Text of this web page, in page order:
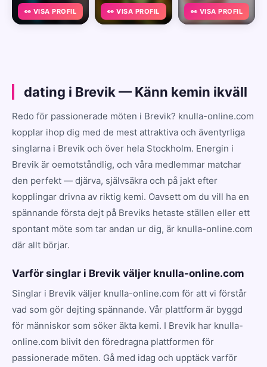
👀 VISA PROFIL 👀 VISA PROFIL 👀 VISA PROFIL
dating i Brevik — Känn kemin ikväll
Redo för passionerade möten i Brevik? knulla-online.com
kopplar ihop dig med de mest attraktiva och äventyrliga
singlarna i Brevik och över hela Stockholm. Energin i
Brevik är oemotståndlig, och våra medlemmar matchar
den perfekt — djärva, självsäkra och på jakt efter
kopplingar drivna av riktig kemi. Oavsett om du vill ha en
spännande första dejt på Breviks hetaste ställen eller ett
spontant möte som tar andan ur dig, är knulla-online.com
där allt börjar.
Varför singlar i Brevik väljer knulla-online.com
Singlar i Brevik väljer knulla-online.com för att vi förstår
vad som gör dejting spännande. Vår plattform är byggd
för människor som söker äkta kemi. I Brevik har knulla-
online.com blivit den föredragna plattformen för
passionerade möten. Gå med idag och upptäck varför